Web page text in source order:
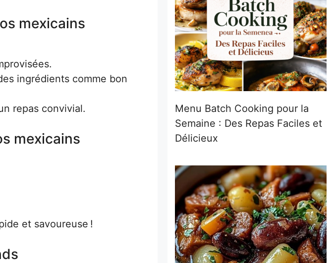
mexicains
ingrédients comme bon
repas convivial.
mexicains
et savoureuse !
Menu Batch Cooking pour la
Semaine : Des Repas Faciles et
Délicieux